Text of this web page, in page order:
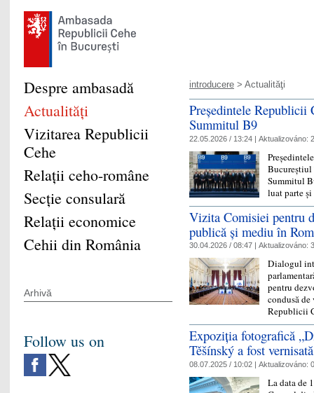
introducere > Actualităţi
Președintele Republicii
Summitul B9
22.05.2026 / 13:24 | Aktualizováno:
Bucureștiul
Summitul
luat parte
Vizita Comisiei pentru
publică și mediu în
30.04.2026 / 08:47 | Aktualizováno:
Dialogul
pentru
condusă
Republicii
Expoziția fotografică
Těšínský a fost
08.07.2025 / 10:02 | Aktualizováno:
La data de
Despre ambasadă
Actualităţi
Vizitarea Republicii
Cehe
Relaţii ceho-române
Secţie consulară
Relaţii economice
Cehii din România
Arhivă
Follow us on